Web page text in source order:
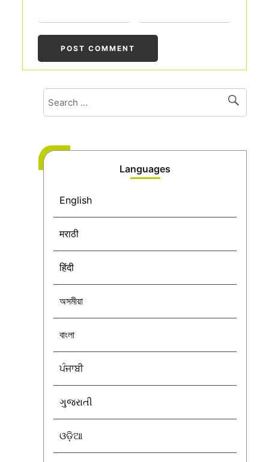
Languages
English
मराठी
हिंदी
অসমীয়া
বাংলা
ਪੰਜਾਬੀ
ગુજરાતી
ଓଡ଼ିଆ